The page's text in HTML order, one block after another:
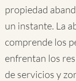
propiedad
un instante. La
comprende los
enfrentan los
de servicios y